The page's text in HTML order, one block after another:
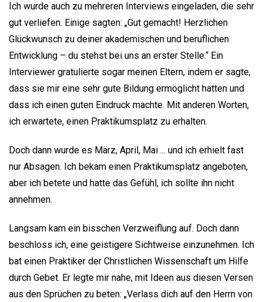
Ich wurde auch zu mehreren Interviews eingeladen, die sehr
gut verliefen. Einige sagten: „Gut gemacht! Herzlichen
Glückwunsch zu deiner akademischen und beruflichen
Entwicklung – du stehst bei uns an erster Stelle.“ Ein
Interviewer gratulierte sogar meinen Eltern, indem er sagte,
dass sie mir eine sehr gute Bildung ermöglicht hatten und
dass ich einen guten Eindruck machte. Mit anderen Worten,
ich erwartete, einen Praktikumsplatz zu erhalten.
Doch dann wurde es März, April, Mai ... und ich erhielt fast
nur Absagen. Ich bekam einen Praktikumsplatz angeboten,
aber ich betete und hatte das Gefühl, ich sollte ihn nicht
annehmen.
Langsam kam ein bisschen Verzweiflung auf. Doch dann
beschloss ich, eine geistigere Sichtweise einzunehmen. Ich
bat einen Praktiker der Christlichen Wissenschaft um Hilfe
durch Gebet. Er legte mir nahe, mit Ideen aus diesen Versen
aus den Sprüchen zu beten: „Verlass dich auf den Herrn von